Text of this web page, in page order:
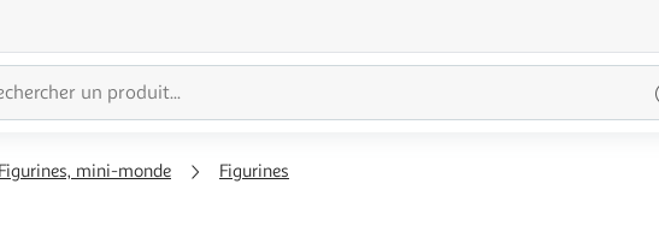
Figurines, mini-monde Figurines